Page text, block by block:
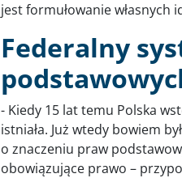
jest formułowanie własnych
Federalny
- Kiedy 15 lat temu Polska
istniała. Już wtedy bowiem
o znaczeniu praw
obowiązujące prawo –